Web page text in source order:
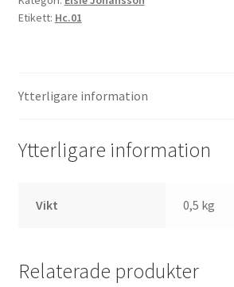
Etikett: Hc.01
Ytterligare information
Ytterligare information
Vikt 0,5 kg
Relaterade produkter